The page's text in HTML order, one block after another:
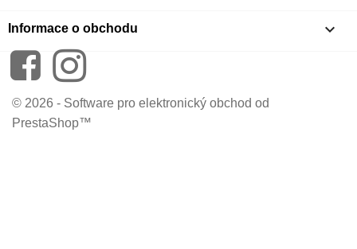
Informace o obchodu keyboard_arrow_down
FacebookInstagram
© 2026 - Software pro elektronický obchod od
PrestaShop™